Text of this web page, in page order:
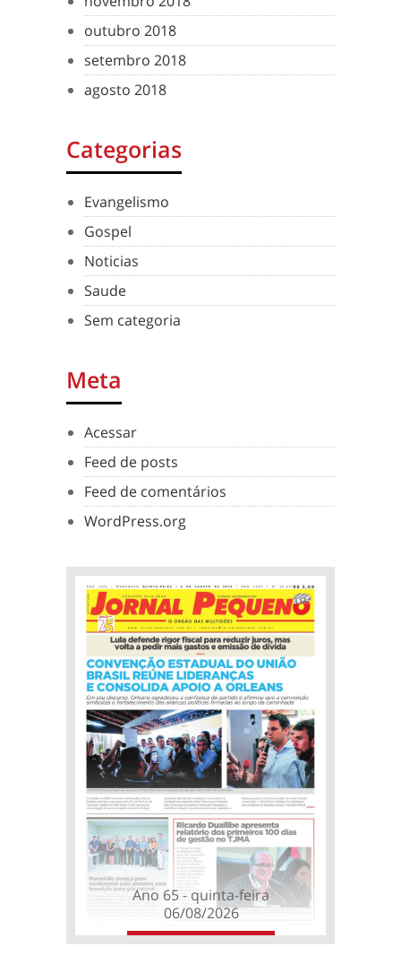
outubro 2018
setembro 2018
agosto 2018
Categorias
Evangelismo
Gospel
Noticias
Saude
Sem categoria
Meta
Acessar
Feed de posts
Feed de comentários
WordPress.org
Ano 65 - quinta-feira
06/08/2026